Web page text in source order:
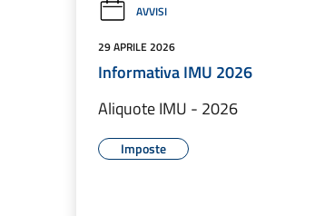
AVVISI
29 APRILE 2026
Informativa IMU 2026
Aliquote IMU - 2026
Imposte